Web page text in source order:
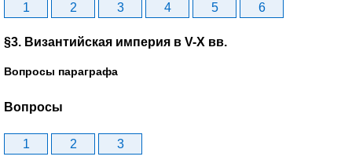
1 2 3 4 5 6
§3. Византийская империя в V-X вв.
Вопросы параграфа
Вопросы
1 2 3